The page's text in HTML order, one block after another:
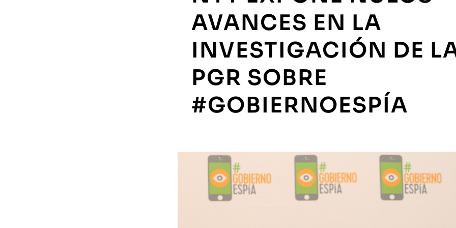
AVANCES EN LA
INVESTIGACIÓN DE
PGR SOBRE
#GOBIERNOESPÍA